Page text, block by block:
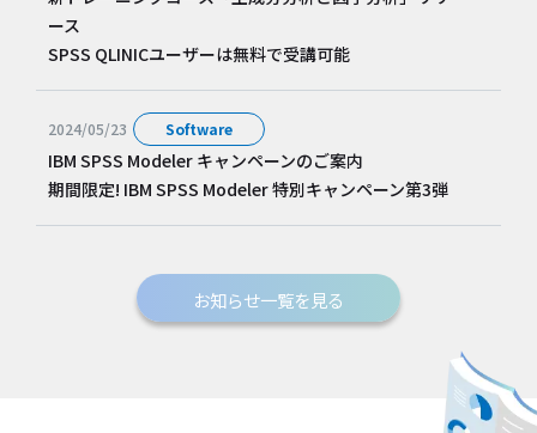
ース
SPSS QLINICユーザーは無料で受講可能
2024/05/23 Software
IBM SPSS Modeler キャンペーンのご案内
期間限定! IBM SPSS Modeler 特別キャンペーン第3弾
お知らせ一覧を見る